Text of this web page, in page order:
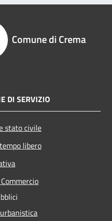
Comune di Crema
DI SERVIZIO
stato civile
libero